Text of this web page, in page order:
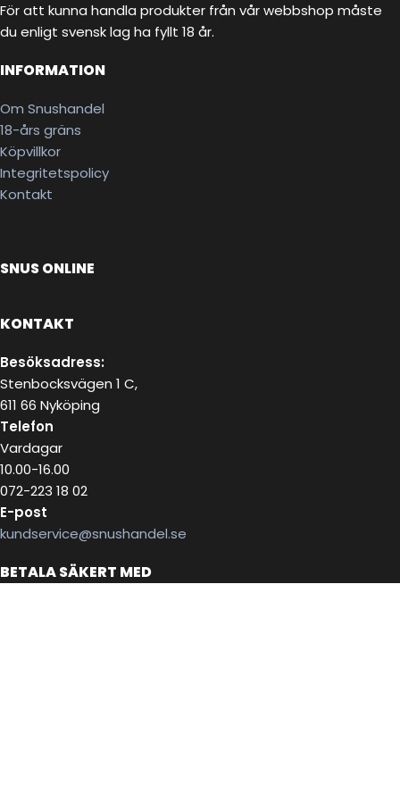
För att kunna handla produkter från vår webbshop måste
du enligt svensk lag ha fyllt 18 år.
INFORMATION
Om Snushandel
18-års gräns
Köpvillkor
Integritetspolicy
Kontakt
SNUS ONLINE
KONTAKT
Besöksadress:
Stenbocksvägen 1 C,
611 66 Nyköping
Telefon
Vardagar
10.00-16.00
072-223 18 02
E-post
kundservice@snushandel.se
BETALA SÄKERT MED